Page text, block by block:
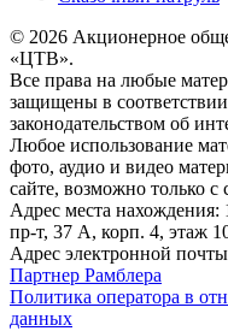
© 2026 Акционерное
«ЦТВ».
Все права на любые
защищены в
законодательством об
Любое использование
фото, аудио и видео
сайте, возможно только
Адрес места
пр-т, 37 А, корп. 4, этаж
Адрес электронной
Партнер Рамблера
Политика оператора в
данных